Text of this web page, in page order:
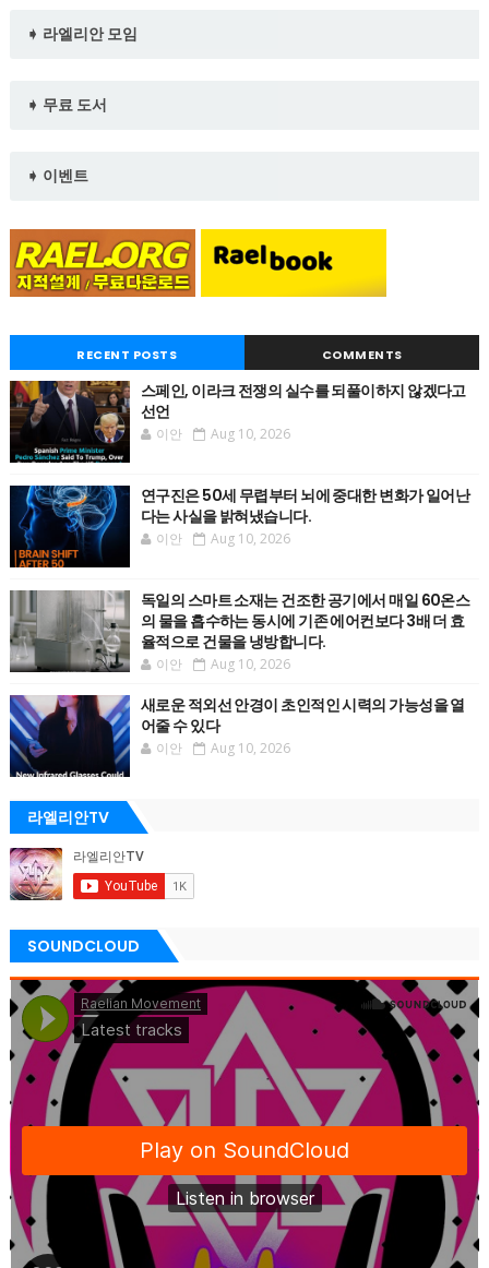
➧ 라엘리안 모임
➧ 무료 도서
➧ 이벤트
RECENT POSTS COMMENTS
스페인, 이라크 전쟁의 실수를 되풀이하지 않겠다고
선언
이안 Aug 10, 2026
연구진은 50세 무렵부터 뇌에 중대한 변화가 일어난
다는 사실을 밝혀냈습니다.
이안 Aug 10, 2026
독일의 스마트 소재는 건조한 공기에서 매일 60온스
의 물을 흡수하는 동시에 기존 에어컨보다 3배 더 효
율적으로 건물을 냉방합니다.
이안 Aug 10, 2026
새로운 적외선 안경이 초인적인 시력의 가능성을 열
어줄 수 있다
이안 Aug 10, 2026
라엘리안TV
SOUNDCLOUD